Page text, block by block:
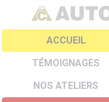
ACCUEIL
TÉMOIGNAGES
NOS ATELIERS